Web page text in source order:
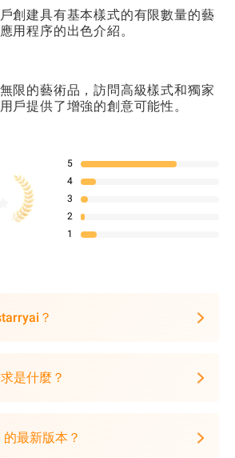
創建具有基本樣式的有限數量的藝
用程序的出色介紹。
限的藝術品，訪問高級樣式和獨家
戶提供了增強的創意可能性。
5
4
3
2
1
？
是什麼？
最新版本？